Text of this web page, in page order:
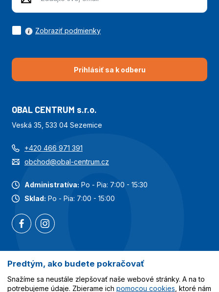
Prihlásiť sa k odberu
Zobraziť podmienky
OBAL CENTRUM s.r.o.
Veská 35, 533 04 Sezemice
+420 466 971 391
obchod@obal-centrum.cz
Administratíva: Po - Pia: 7:00 - 15:30
Sklad: Po - Pia: 7:00 - 15:00
Najobľúbenejšie kategórie
Služby
Predtým, ako budete pokračovať
Snažíme sa neustále zlepšovať naše webové stránky. A na to
potrebujeme údaje. Zbierame ich pomocou cookies , ktoré nám